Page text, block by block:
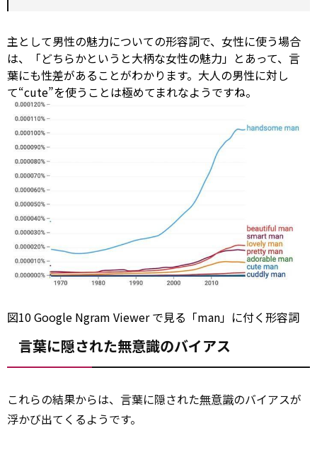
主として男性の魅力についての形容詞で、女性に使う場合
は、「どちらかというと大柄な女性の魅力」とあって、言
葉にも性差があることがわかります。大人の男性に対し
て“cute”を使うことは極めてまれなようですね。
図10 Google Ngram Viewerで見る「man」に付く形容詞
言葉に隠された無意識のバイアス
これらの結果からは、言葉に隠された無意識のバイアスが
浮かび出てくるようです。